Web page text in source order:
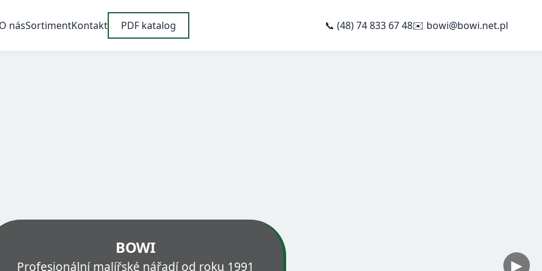
násSortimentKontakt PDF katalog 📞 (48) 74 833 67 48✉️ bowi@bowi.net.pl
BOWI
Profesionální malířské nářadí od roku 1991 ▶